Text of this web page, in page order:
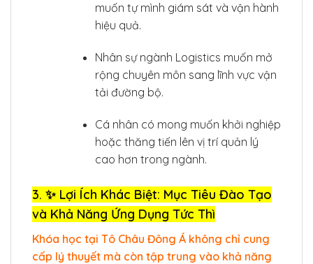
muốn tự mình giám sát và vận hành
hiệu quả.
Nhân sự ngành Logistics muốn mở
rộng chuyên môn sang lĩnh vực vận
tải đường bộ.
Cá nhân có mong muốn khởi nghiệp
hoặc thăng tiến lên vị trí quản lý
cao hơn trong ngành.
3. ✨ Lợi Ích Khác Biệt: Mục Tiêu Đào Tạo
và Khả Năng Ứng Dụng Tức Thì
Khóa học tại Tô Châu Đông Á không chỉ cung
cấp lý thuyết mà còn tập trung vào khả năng